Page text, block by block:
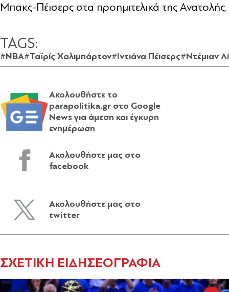
Μπακς-Πέισερς στα προημιτελικά της Ανατολής.
TAGS:
#NBA#Ταϊρίς Χαλιμπάρτον#Ιντιάνα Πέισερς#Ντέμιαν
Ακολουθήστε το
parapolitika.gr στο Google
News για άμεση και έγκυρη
ενημέρωση
Ακολουθήστε μας στο
facebook
Ακολουθήστε μας στο
twitter
ΣΧΕΤΙΚΗ ΕΙΔΗΣΕΟΓΡΑΦΙΑ